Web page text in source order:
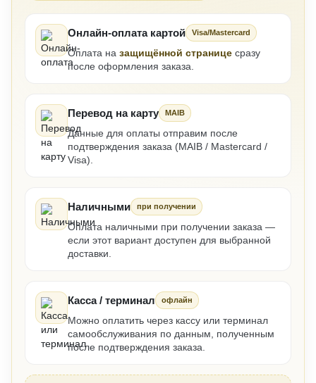
Онлайн-оплата картой Visa/Mastercard
Оплата на защищённой странице сразу
после оформления заказа.
Перевод на карту MAIB
Данные для оплаты отправим после
подтверждения заказа (MAIB / Mastercard /
Visa).
Наличными при получении
Оплата наличными при получении заказа —
если этот вариант доступен для выбранной
доставки.
Касса / терминал офлайн
Можно оплатить через кассу или терминал
самообслуживания по данным, полученным
после подтверждения заказа.